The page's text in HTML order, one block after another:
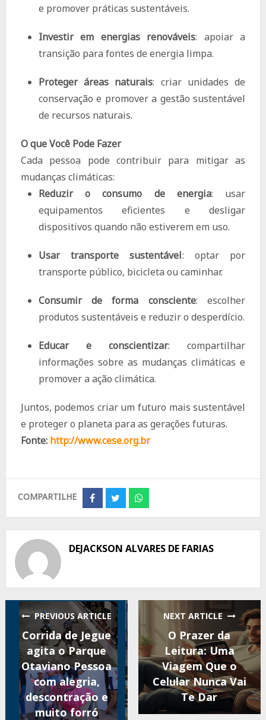
e promover práticas sustentáveis.
Investir em energias renováveis: apoiar a
transição para fontes de energia limpa.
Proteger áreas naturais: criar unidades de
conservação e promover a gestão sustentável
de recursos naturais.
O que Você Pode Fazer
Cada pessoa pode contribuir para mitigar as
mudanças climáticas:
Reduzir o consumo de energia: usar
equipamentos eficientes e desligar
dispositivos quando não estiverem em uso.
Usar transporte sustentável: optar por
transporte público, bicicleta ou caminhar.
Consumir de forma consciente: escolher
produtos sustentáveis e reduzir o desperdício.
Educar e conscientizar: compartilhar
informações sobre as mudanças climáticas e
promover a ação climática.
Juntos, podemos criar um futuro mais sustentável
e proteger o planeta para as gerações futuras.
Fonte: http://www.cese.org.br
COMPARTILHE
Share
Facebook
Share
Twitter
Share
Whatsapp
DEJACKSON ALVARES DE FARIAS
PREVIOUS ARTICLE
Corrida de Jegue
agita o Parque
Otaviano Pessoa
com alegria,
descontração e
muito forró
NEXT ARTICLE
O Prazer da
Leitura: Uma
Viagem Que o
Celular Nunca Vai
Te Dar